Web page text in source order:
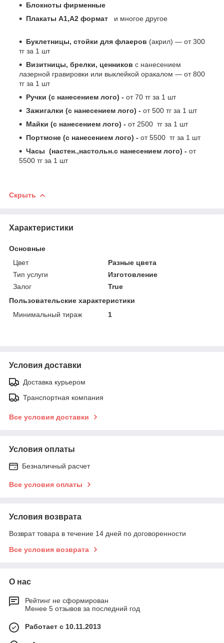
Блокноты фирменные
Плакаты А1,А2 формат и многое другое
Буклетницы, стойки для флаеров (акрил) ― от 300
тг за 1 шт
Визитницы, брелки, ценников с нанесением
лазерной гравировки или выклейкой оракалом ― от 800
тг за 1 шт
Ручки (с нанесением лого) - от 70 тг за 1 шт
Зажигалки (с нанесением лого) - от 500 тг за 1 шт
Майки (с нанесением лого) - от 2500 тг за 1 шт
Портмоне (с нанесением лого) - от 5500 тг за 1 шт
Часы (настен.,настольн.с нанесением лого) - от
5500 тг за 1 шт
Скрыть
Характеристики
Основные
Цвет
Разные цвета
Тип услуги
Изготовление
Залог
True
Пользовательские характеристики
Минимальный тираж
1
Условия доставки
Доставка курьером
Транспортная компания
Все условия доставки
Условия оплаты
Безналичный расчет
Все условия оплаты
Условия возврата
Возврат товара в течение 14 дней по договоренности
Все условия возврата
О нас
Рейтинг не сформирован
Менее 5 отзывов за последний год
Работает с 10.11.2013